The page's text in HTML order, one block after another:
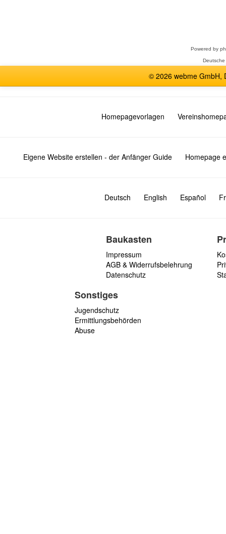
Powered by
© 2026 webme GmbH,
Homepagevorlagen
Eigene Website erstellen - der Anfänger Guide Homepage
Deutsch English Español
Baukasten
Impressum
AGB & Widerrufsbelehrung
Datenschutz
Sonstiges
Jugendschutz
Ermittlungsbehörden
Abuse